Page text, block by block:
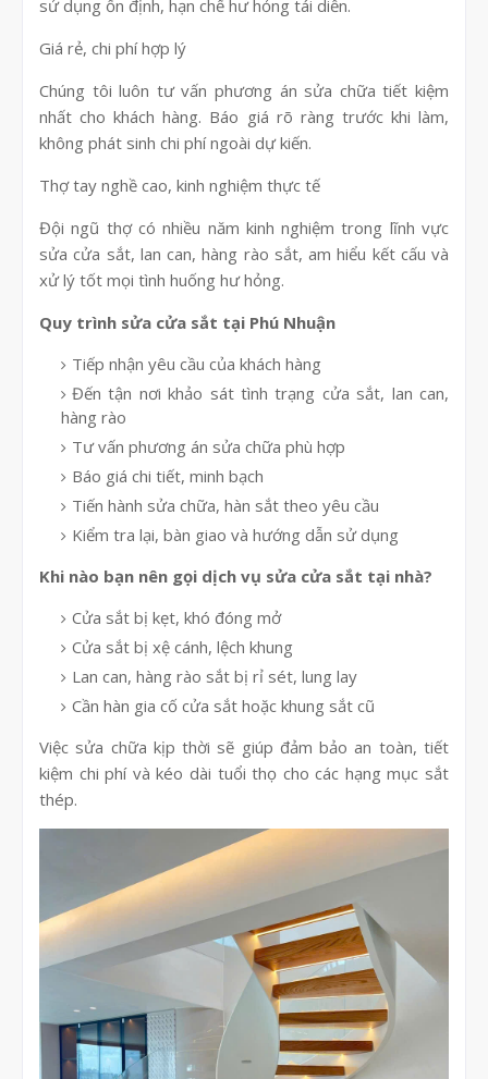
sử dụng ổn định, hạn chế hư hỏng tái diễn.
Giá rẻ, chi phí hợp lý
Chúng tôi luôn tư vấn phương án sửa chữa tiết kiệm
nhất cho khách hàng. Báo giá rõ ràng trước khi làm,
không phát sinh chi phí ngoài dự kiến.
Thợ tay nghề cao, kinh nghiệm thực tế
Đội ngũ thợ có nhiều năm kinh nghiệm trong lĩnh vực
sửa cửa sắt, lan can, hàng rào sắt, am hiểu kết cấu và
xử lý tốt mọi tình huống hư hỏng.
Quy trình sửa cửa sắt tại Phú Nhuận
Tiếp nhận yêu cầu của khách hàng
Đến tận nơi khảo sát tình trạng cửa sắt, lan can,
hàng rào
Tư vấn phương án sửa chữa phù hợp
Báo giá chi tiết, minh bạch
Tiến hành sửa chữa, hàn sắt theo yêu cầu
Kiểm tra lại, bàn giao và hướng dẫn sử dụng
Khi nào bạn nên gọi dịch vụ sửa cửa sắt tại nhà?
Cửa sắt bị kẹt, khó đóng mở
Cửa sắt bị xệ cánh, lệch khung
Lan can, hàng rào sắt bị rỉ sét, lung lay
Cần hàn gia cố cửa sắt hoặc khung sắt cũ
Việc sửa chữa kịp thời sẽ giúp đảm bảo an toàn, tiết
kiệm chi phí và kéo dài tuổi thọ cho các hạng mục sắt
thép.